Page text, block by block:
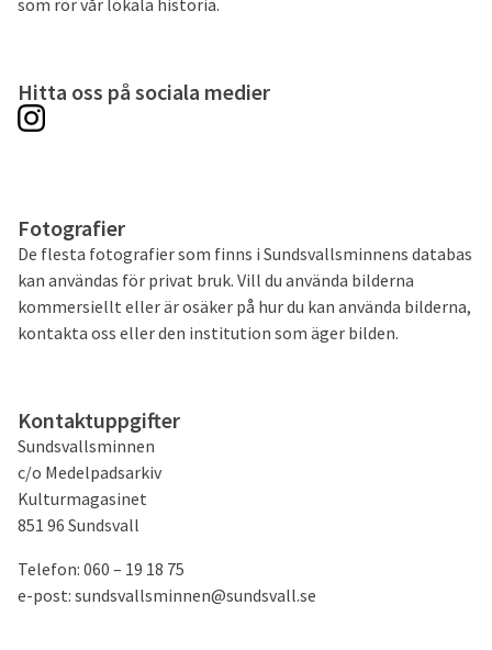
som rör vår lokala historia.
Hitta oss på sociala medier
Fotografier
De flesta fotografier som finns i Sundsvallsminnens databas
kan användas för privat bruk. Vill du använda bilderna
kommersiellt eller är osäker på hur du kan använda bilderna,
kontakta oss eller den institution som äger bilden.
Kontaktuppgifter
Sundsvallsminnen
c/o Medelpadsarkiv
Kulturmagasinet
851 96 Sundsvall
Telefon: 060 – 19 18 75
e-post: sundsvallsminnen@sundsvall.se